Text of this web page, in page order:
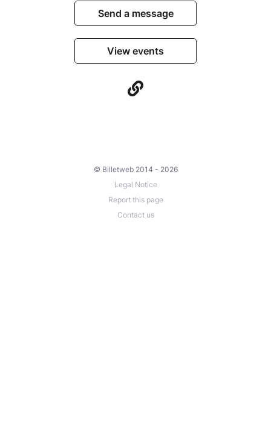
Send a message
View events
© Billetweb 2014 - 2026
Legal Notice
Report this page
Contact us